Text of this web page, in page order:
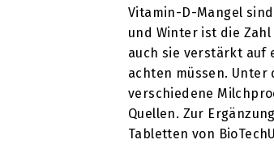
Vitamin-D-Mangel
und Winter ist die
auch sie verstärkt auf
achten müssen. Unter
verschiedene
Quellen. Zur
Tabletten von